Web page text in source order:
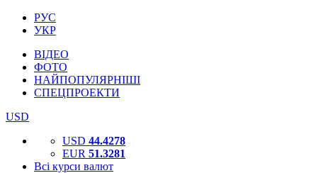
РУС
УКР
ВІДЕО
ФОТО
НАЙПОПУЛЯРНІШІ
СПЕЦПРОЕКТИ
USD
USD 44.4278
EUR 51.3281
Всі курси валют